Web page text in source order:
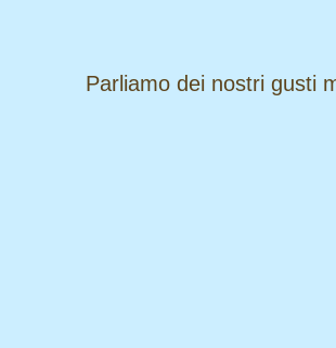
​​​​​​​Parliamo dei nostri gusti